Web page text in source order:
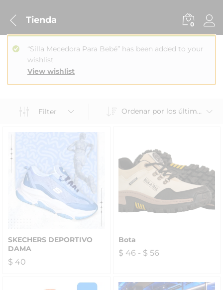
Tienda 0
View wishlist
“Silla Mecedora Para Bebé” has been added to your
wishlist
Filter Ordenar por los últimos
SKECHERS DEPORTIVO
DAMA
$ 40
Bota
$ 46 - $ 56